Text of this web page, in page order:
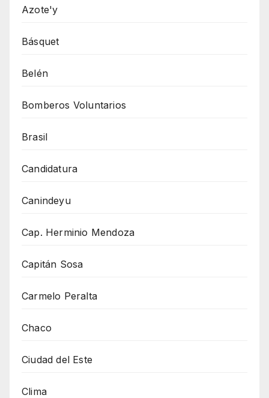
Azote'y
Básquet
Belén
Bomberos Voluntarios
Brasil
Candidatura
Canindeyu
Cap. Herminio Mendoza
Capitán Sosa
Carmelo Peralta
Chaco
Ciudad del Este
Clima